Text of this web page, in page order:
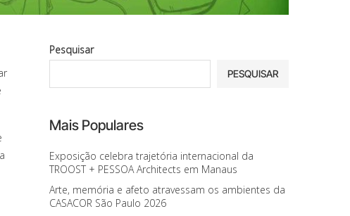
Pesquisar
PESQUISAR
Mais Populares
Exposição celebra trajetória internacional da
TROOST + PESSOA Architects em Manaus
Arte, memória e afeto atravessam os ambientes da
CASACOR São Paulo 2026